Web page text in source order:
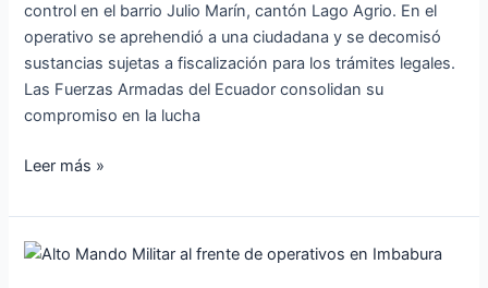
control en el barrio Julio Marín, cantón Lago Agrio. En el
operativo se aprehendió a una ciudadana y se decomisó
sustancias sujetas a fiscalización para los trámites legales.
Las Fuerzas Armadas del Ecuador consolidan su
compromiso en la lucha
Leer más »
Alto